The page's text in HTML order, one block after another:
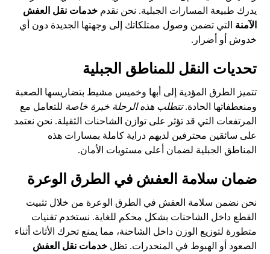
يدرك طبيعة المسارات الجبلية. نحن نقدمخدمات نقل العفش
الآمنة التي تضمن وصول ممتلكاتك إلى وجهتها الجديدة دون أي
خدوش أو أضرار.
تحديات النقل للمناطق الجبلية
تتميز الطرق المؤدية إلى أبها وخميس مشيط بتضاريسها الصعبة
ومنعطفاتها الحادة.تتطلب هذه الرحلة خبرة خاصة للتعامل مع
المرتفعات التي قد تؤثر على توازن الشاحنات الثقيلة. نحن نعتمد
على سائقين محترفين لديهم دراية كاملة بمسارات هذه
المناطق الجبلية لضمان أعلى مستويات الأمان.
ضمان سلامة العفش في الطرق الوعرة
نحن نضمن سلامة العفش في الطرق الوعرة من خلال تثبيت
القطع داخل الشاحنات بشكل محكم للغاية. نستخدم تقنيات
متطورة لتوزيع الوزن داخل الشاحنة، مما يمنع تحرك الأثاث أثناء
الصعود أو الهبوط في المنحدرات. تظلخدمات نقل العفش